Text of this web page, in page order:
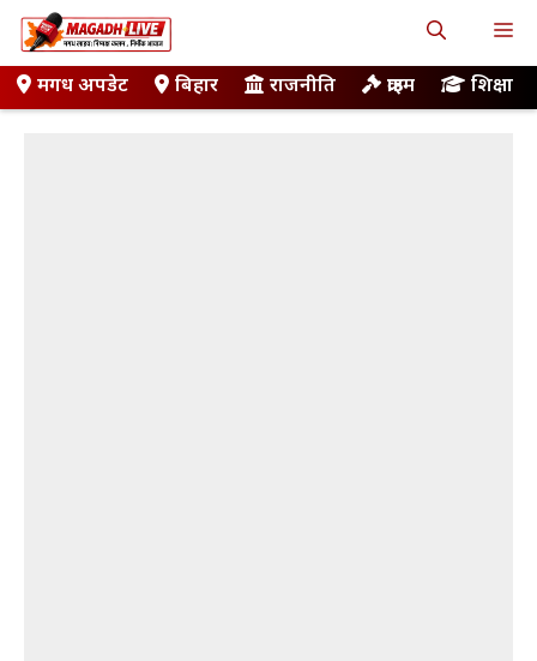
Skip
to
contentमगध अपडेट बिहार राजनीति क्राइम शिक्षा